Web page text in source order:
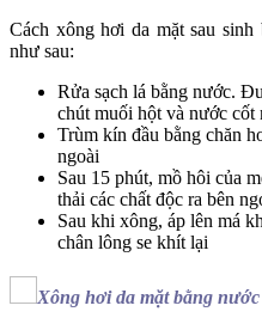
Cách xông hơi da mặt sau
như sau:
Rửa sạch lá bằng nước.
chút muối hột và nước cốt
Trùm kín đầu bằng chăn
ngoài
Sau 15 phút, mồ hôi của
thải các chất độc ra bên
Sau khi xông, áp lên má
chân lông se khít lại
Xông hơi da mặt bằng